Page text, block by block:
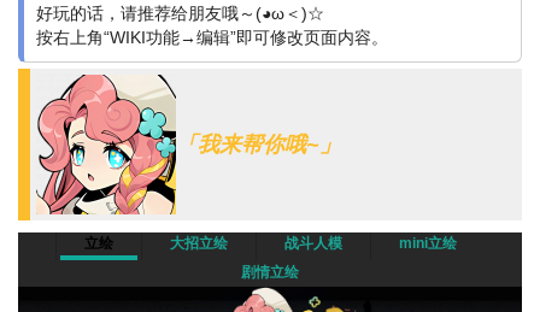
好玩的话，请推荐给朋友哦～(◕ω＜)☆
按右上角“WIKI功能→编辑”即可修改页面内容。
「我来帮你哦~」
立绘 大招立绘 战斗人模
mini立绘
剧情立绘